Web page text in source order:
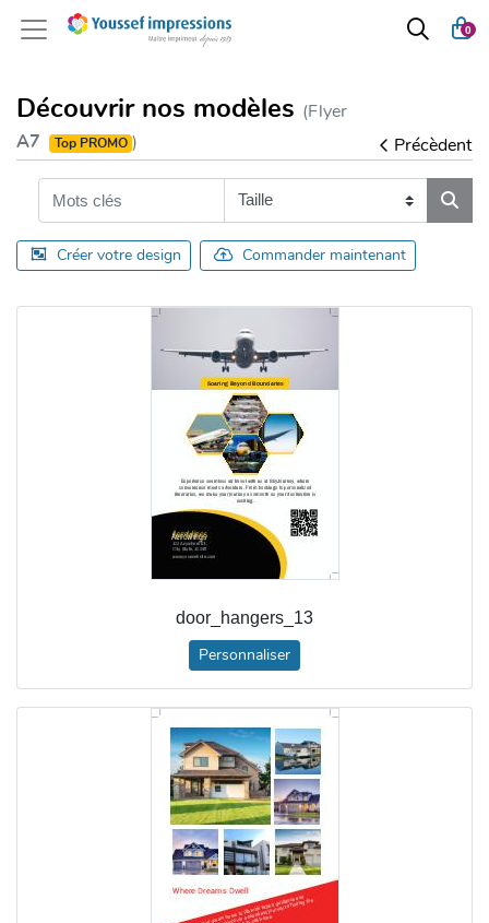
0
Découvrir nos modèles (Flyer
A7
Top PROMO ) Précèdent
Créer votre design Commander maintenant
door_hangers_13
Personnaliser